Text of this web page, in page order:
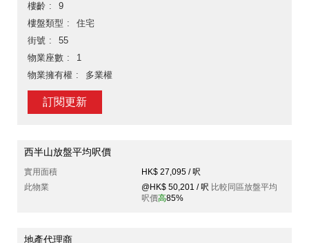
樓齡
9
樓盤類型
住宅
街號
55
物業座數
1
物業擁有權
多業權
訂閱更新
西半山放盤平均呎價
實用面積
HK$ 27,095 / 呎
此物業
@HK$ 50,201 / 呎 比較同區放盤平均
呎價高85%
地產代理商